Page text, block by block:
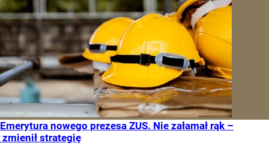
Emerytura nowego prezesa ZUS. Nie załamał rąk –
zmienił strategię